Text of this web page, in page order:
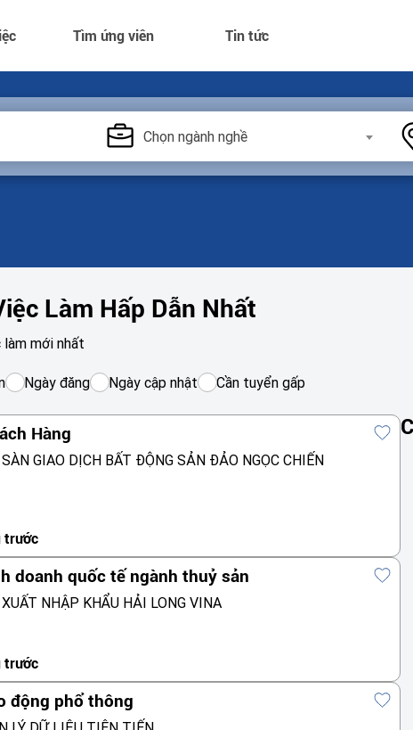
Tìm ứng viên Tin tức
Chọn ngành nghề
Làm Hấp Dẫn Nhất
làm mới nhất
Ngày đăng Ngày cập nhật Cần tuyển gấp
Hàng
GIAO DỊCH BẤT ĐỘNG SẢN ĐẢO NGỌC CHIẾN
trước
doanh quốc tế ngành thuỷ sản
NHẬP KHẨU HẢI LONG VINA
trước
động phổ thông